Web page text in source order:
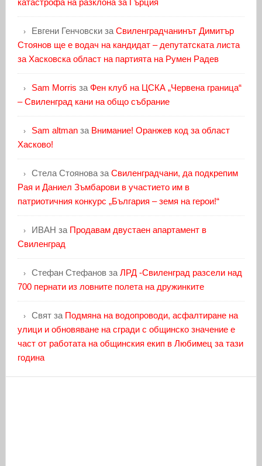
Евгени Генчовскиза Свиленградчанинът Димитър
Стоянов ще е водач на кандидат – депутатската листа
за Хасковска област на партията на Румен Радев
Sam Morris за Фен клуб на ЦСКА „Червена граница“
– Свиленград кани на общо събрание
Sam altmanза Внимание! Оранжев код за област
Хасково!
Стела Стояноваза Свиленградчани, да подкрепим
Рая и Даниел Зъмбарови в участието им в
патриотичния конкурс „България – земя на герои!“
ИВАН за Продавам двустаен апартамент в
Свиленград
Стефан Стефановза ЛРД -Свиленград разсели над
700 пернати из ловните полета на дружинките
Святза Подмяна на водопроводи, асфалтиране на
улици и обновяване на сгради с общинско значение е
част от работата на общинския екип в Любимец за тази
година